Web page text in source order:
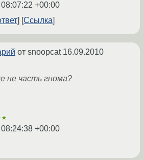
+00:00
Ссылка
от snoopcat 16.09.2010
не часть гнома?
+00:00